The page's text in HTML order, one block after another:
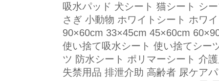
吸水パッド 犬シート 猫シート シ
さぎ 小動物 ホワイトシート ホワ
90×60cm 33×45cm 45×60cm
使い捨て吸水シート 使い捨てシー
ツ 防水シート ポリマーシート 介
失禁用品 排泄介助 高齢者 尿ケア